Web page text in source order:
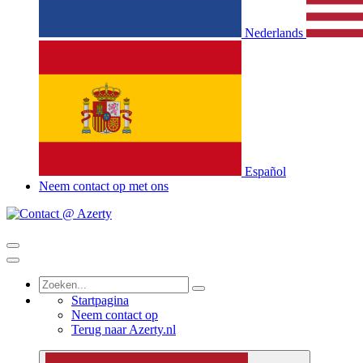
Nederlands
Español
Neem contact op met ons
Startpagina
Neem contact op
Terug naar Azerty.nl